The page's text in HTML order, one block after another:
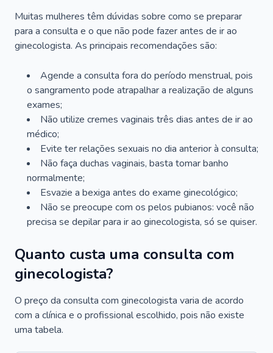
Muitas mulheres têm dúvidas sobre como se preparar
para a consulta e o que não pode fazer antes de ir ao
ginecologista. As principais recomendações são:
Agende a consulta fora do período menstrual, pois
o sangramento pode atrapalhar a realização de alguns
exames;
Não utilize cremes vaginais três dias antes de ir ao
médico;
Evite ter relações sexuais no dia anterior à consulta;
Não faça duchas vaginais, basta tomar banho
normalmente;
Esvazie a bexiga antes do exame ginecológico;
Não se preocupe com os pelos pubianos: você não
precisa se depilar para ir ao ginecologista, só se quiser.
Quanto custa uma consulta com
ginecologista?
O preço da consulta com ginecologista varia de acordo
com a clínica e o profissional escolhido, pois não existe
uma tabela.